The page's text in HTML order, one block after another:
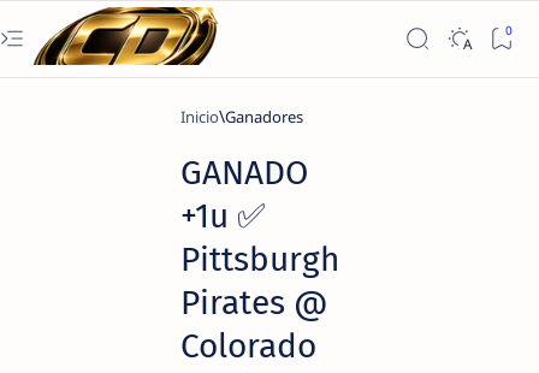
Inicio Ganadores
GANADO
+1u ✅
Pittsburgh
Pirates @
Colorado